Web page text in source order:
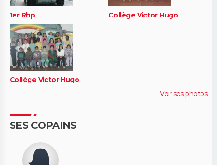
1er Rhp Collège Victor Hugo
Collège Victor Hugo
Voir ses photos
SES COPAINS